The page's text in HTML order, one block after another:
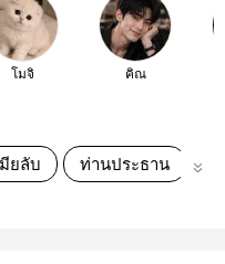
โมจิ คิณ
มียลับ ท่านประธาน